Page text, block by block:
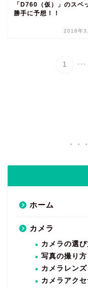
「D760（仮）」のスペ
勝手に予想！！
2018年3
1 ...
ホーム
カメラ
カメラの選び
写真の撮り方
カメラレン
カメラアク